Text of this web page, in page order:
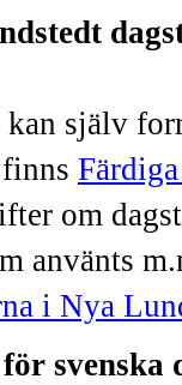
kan själv
om
använts
i Nya
svenska